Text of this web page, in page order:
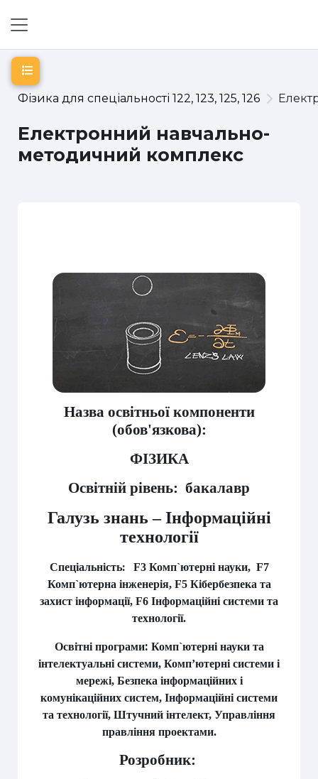
Фізика для спеціальності 122, 123, 125, 126
Електронний навчально-
методичний комплекс
Відкритий покажчик курсу
Назва освітньої компоненти
(обов'язкова):
ФІЗИКА
Освітній рівень: бакалавр
Галузь знань – Інформаційні
технології
Спеціальність: F3 Комп`ютерні науки, F7
Комп`ютерна інженерія, F5 Кібербезпека та
захист інформації, F6 Інформаційні системи та
технології.
Освітні програми: Комп`ютерні науки та
інтелектуальні системи, Комп’ютерні системи і
мережі, Безпека інформаційних і
комунікаційних систем, Інформаційні системи
та технології, Штучний інтелект, Управління
правління проектами.
Розробник: